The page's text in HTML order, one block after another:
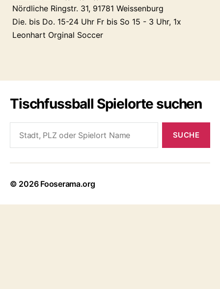
Nördliche Ringstr. 31, 91781 Weissenburg
Die. bis Do. 15-24 Uhr Fr bis So 15 - 3 Uhr, 1x
Leonhart Orginal Soccer
Tischfussball Spielorte suchen
© 2026 Fooserama.org